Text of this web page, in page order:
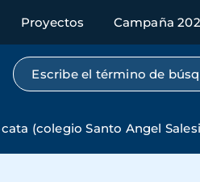
Proyectos Campaña
Búsqueda por texto
(colegio Santo Angel